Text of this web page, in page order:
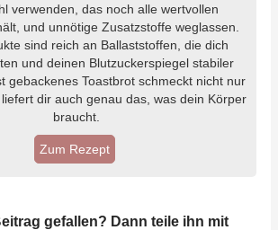
verwenden, das noch alle wertvollen
und unnötige Zusatzstoffe weglassen.
sind reich an Ballaststoffen, die dich
und deinen Blutzuckerspiegel stabiler
gebackenes Toastbrot schmeckt nicht nur
dir auch genau das, was dein Körper
braucht.
Zum Rezept
gefallen? Dann teile ihn mit